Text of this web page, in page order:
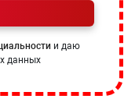
и даю
данных